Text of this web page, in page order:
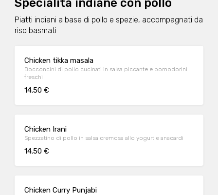
Specialità indiane con pollo
Piatti indiani a base di pollo e spezie, accompagnati da
riso basmati
Chicken tikka masala
Bocconcini di pollo cucinati in salsa piccante e pomodorini
freschi
14.50 €
Chicken Irani
Spezzatino di pollo in salsa cremosa allo yogurt e anacardi
14.50 €
Chicken Curry Punjabi